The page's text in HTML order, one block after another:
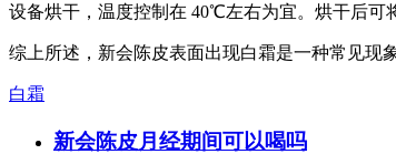
设备烘干，温度控制在 40℃左右为宜。烘干后可
综上所述，新会陈皮表面出现白霜是一种常见现
白霜
新会陈皮月经期间可以喝吗